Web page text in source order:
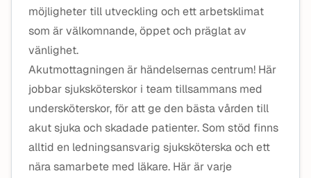
möjligheter till utveckling och ett arbetsklimat
som är välkomnande, öppet och präglat av
vänlighet.
Akutmottagningen är händelsernas centrum! Här
jobbar sjuksköterskor i team tillsammans med
undersköterskor, för att ge den bästa vården till
akut sjuka och skadade patienter. Som stöd finns
alltid en ledningsansvarig sjuksköterska och ett
nära samarbete med läkare. Här är varje